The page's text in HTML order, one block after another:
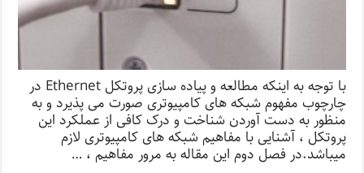
با توجه به اینکه مطالعه و پیاده سازی پروتکل Ethernet در
چارچوب مفهوم شبکه های کامپیوتری صورت می پذیرد و به
منظور به دست آوردن شناخت و درک کافی از عملکرد این
پروتکل ، آشنایی با مفاهیم شبکه های کامپیوتری لازم
میباشد.در فصل دوم این مقاله به مرور مفاهیم ، …